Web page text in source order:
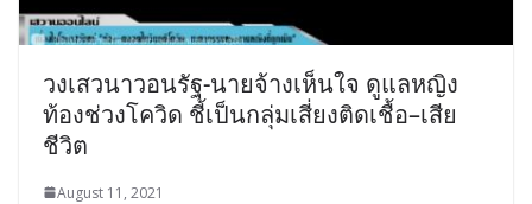
วงเสวนาวอนรัฐ-นายจ้างเห็นใจ ดูแลหญิง
ท้องช่วงโควิด ชี้เป็นกลุ่มเสี่ยงติดเชื้อ–เสีย
ชีวิต
August 11, 2021